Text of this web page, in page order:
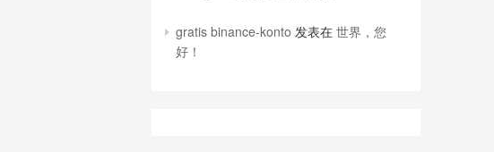
gratis binance-konto 发表在 世界，您
好！